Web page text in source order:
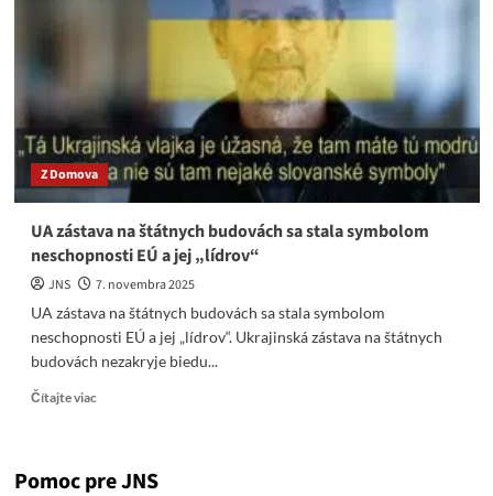
Z Domova
UA zástava na štátnych budovách sa stala symbolom
neschopnosti EÚ a jej „lídrov“
JNS
7. novembra 2025
UA zástava na štátnych budovách sa stala symbolom
neschopnosti EÚ a jej „lídrov“. Ukrajinská zástava na štátnych
budovách nezakryje biedu...
Čítajte viacRead
zástava
Pomoc pre JNS